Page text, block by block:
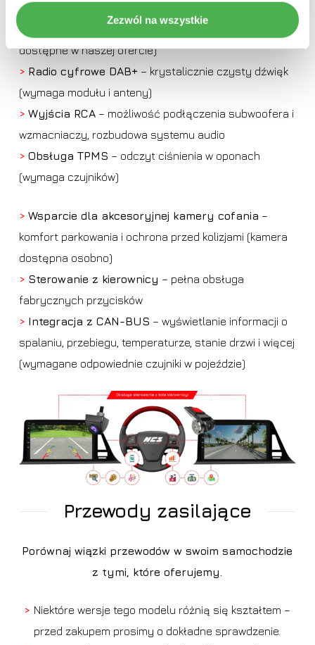
Zezwól na wszystkie
> Kompatybilność z rejestratorami DVR
obsługa z poziomu radia (kompatybilne modele
dostępne w naszej ofercie)
> Radio cyfrowe DAB+– krystalicznie czysty dźwięk
(wymaga modułu i anteny)
> Wyjścia RCA– możliwość podłączenia subwoofera i
wzmacniaczy, rozbudowa systemu audio
> Obsługa TPMS – odczyt ciśnienia w oponach
(wymaga czujników)
> Wsparcie dla akcesoryjnej kamery cofania –
komfort parkowania i ochrona przed kolizjami (kamera
dostępna osobno)
> Sterowanie z kierownicy – pełna obsługa
fabrycznych przycisków
> Integracja z CAN-BUS – wyświetlanie informacji o
spalaniu, przebiegu, temperaturze, stanie drzwi i więcej
(wymagane odpowiednie czujniki w pojeździe)
Przewody zasilające
Porównaj wiązki przewodów w swoim samochodzie
z tymi, które oferujemy.
> Niektóre wersje tego modelu różnią się kształtem –
przed zakupem prosimy o dokładne sprawdzenie.